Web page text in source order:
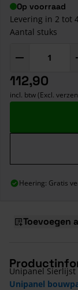
Op voorraad
Levering in 2 tot
Aantal stuks
112,90
incl. btw (Excl.
Heering: Gratis
Toevoegen
Unipanel
Unipanel